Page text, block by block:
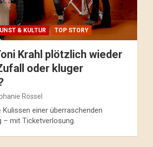
& KULTUR TOP STORY
Krahl plötzlich wieder
oder kluger
Rössel
Kulissen einer überraschenden
– mit Ticketverlosung.